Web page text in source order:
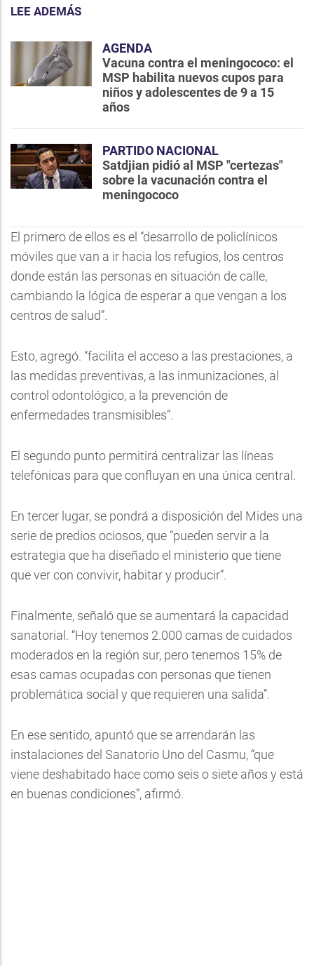
LEE ADEMÁS
AGENDA
Vacuna contra el meningococo: el
MSP habilita nuevos cupos para
niños y adolescentes de 9 a 15
años
PARTIDO NACIONAL
Satdjian pidió al MSP "certezas"
sobre la vacunación contra el
meningococo
El primero de ellos es el “desarrollo de policlínicos
móviles que van a ir hacia los refugios, los centros
donde están las personas en situación de calle,
cambiando la lógica de esperar a que vengan a los
centros de salud”.
Esto, agregó. “facilita el acceso a las prestaciones, a
las medidas preventivas, a las inmunizaciones, al
control odontológico, a la prevención de
enfermedades transmisibles”.
El segundo punto permitirá centralizar las líneas
telefónicas para que confluyan en una única central.
En tercer lugar, se pondrá a disposición del Mides una
serie de predios ociosos, que “pueden servir a la
estrategia que ha diseñado el ministerio que tiene
que ver con convivir, habitar y producir”.
Finalmente, señaló que se aumentará la capacidad
sanatorial. “Hoy tenemos 2.000 camas de cuidados
moderados en la región sur, pero tenemos 15% de
esas camas ocupadas con personas que tienen
problemática social y que requieren una salida”.
En ese sentido, apuntó que se arrendarán las
instalaciones del Sanatorio Uno del Casmu, “que
viene deshabitado hace como seis o siete años y está
en buenas condiciones”, afirmó.